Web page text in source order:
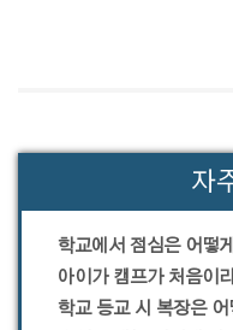
자
학교에서 점심은 어떻
아이가 캠프가 처음이
학교 등교 시 복장은